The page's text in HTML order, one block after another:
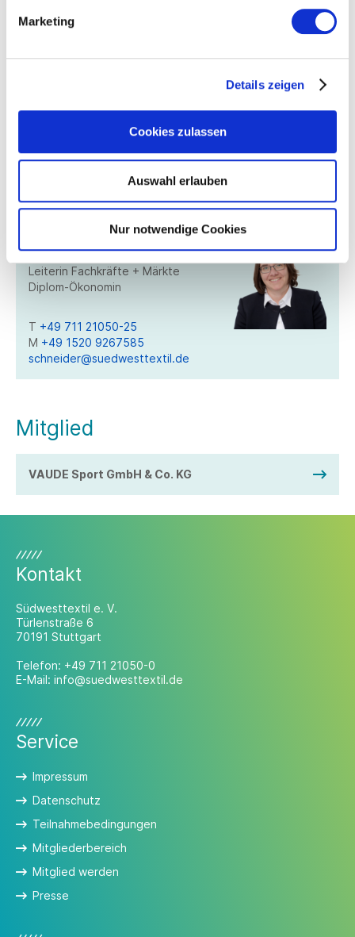
Marketing
Details zeigen
Cookies zulassen
Auswahl erlauben
Nur notwendige Cookies
Rebekka Rüth
Master of Science
T+49 711 21050-16
rueth@suedwesttextil.de
Leiterin Fachkräfte + Märkte
Diplom-Ökonomin
T +49 711 21050-25
M +49 1520 9267585
schneider@suedwesttextil.de
Mitglied
VAUDE Sport GmbH & Co. KG
Kontakt
Südwesttextil e. V.
Türlenstraße 6
70191 Stuttgart
Telefon: +49 711 21050-0
E-Mail: info@suedwesttextil.de
Service
Impressum
Datenschutz
Teilnahmebedingungen
Mitgliederbereich
Mitglied werden
Presse